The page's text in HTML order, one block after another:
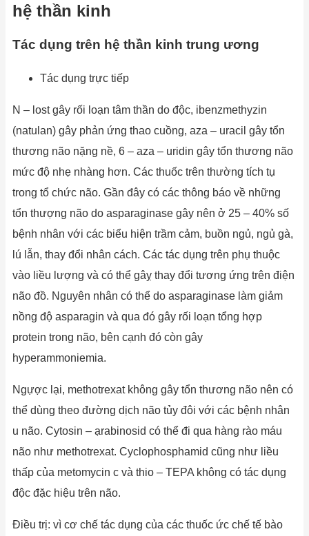
hệ thần kinh
Tác dụng trên hệ thần kinh trung ương
Tác dụng trực tiếp
N – lost gây rối loạn tâm thần do độc, ibenzmethyzin
(natulan) gây phản ứng thao cuồng, aza – uracil gây tổn
thương não nặng nề, 6 – aza – uridin gây tổn thương não
mức độ nhẹ nhàng hơn. Các thuốc trên thường tích tụ
trong tổ chức não. Gần đây có các thông báo về những
tổn thượng não do asparaginase gây nên ở 25 – 40% số
bệnh nhân với các biểu hiện trầm cảm, buồn ngủ, ngủ gà,
lú lẫn, thay đổi nhân cách. Các tác dụng trên phụ thuộc
vào liều lượng và có thể gâỵ thay đổi tương ứng trên điện
não đồ. Nguyên nhân có thể do asparaginase làm giảm
nồng độ asparagin và qua đó gây rối loạn tổng hợp
protein trong não, bên cạnh đó còn gây
hyperammoniemia.
Ngựợc lại, methotrexat không gây tổn thương não nên có
thể dùng theo đường dịch não tủy đôi với các bệnh nhân
u não. Cytosin – ạrabinosid có thể đi qua hàng rào máu
não như methotrexat. Cyclophosphamid cũng như liều
thấp của metomycin c và thio – TEPA không có tác dụng
độc đặc hiệu trên não.
Điều trị: vì cơ chế tác dụng của các thuốc ức chế tế bào